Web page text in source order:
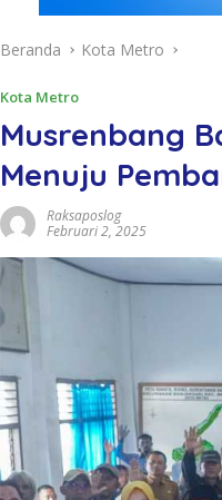
Beranda Kota Metro
Kota Metro
Musrenbang
Menuju
Raksaposlog
Februari 2, 2025